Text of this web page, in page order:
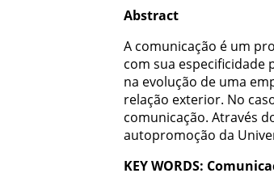
Abstract
A comunicação é um
com sua especificidade
na evolução de uma
relação exterior. No
comunicação. Através
autopromoção da
KEYWORDS: